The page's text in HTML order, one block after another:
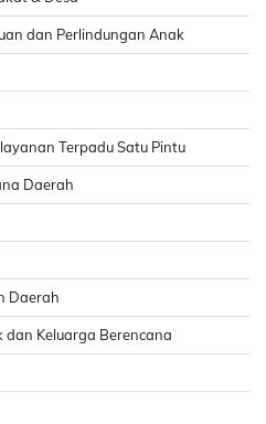
dan Perlindungan Anak
Terpadu Satu Pintu
Daerah
Daerah
dan Keluarga Berencana